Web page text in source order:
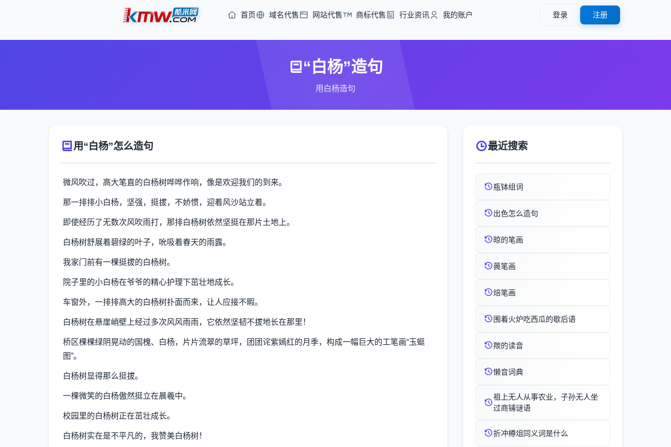
首页 域名代售 网站代售 商标代售 行业资讯 我的账户 登录 注册
“白杨”造句
用白杨造句
用“白杨”怎么造句
微风吹过，高大笔直的白杨树哗哗作响，像是欢迎我们的到来。
那一排排小白杨，坚强，挺拔，不娇惯，迎着风沙站立着。
即使经历了无数次风吹雨打，那排白杨树依然坚挺在那片土地上。
白杨树舒展着碧绿的叶子，吮吸着春天的雨露。
我家门前有一棵挺拔的白杨树。
院子里的小白杨在爷爷的精心护理下茁壮地成长。
车窗外，一排排高大的白杨树扑面而来，让人应接不暇。
白杨树在悬崖峭壁上经过多次风风雨雨，它依然坚韧不拔地长在那里！
桥区棵棵绿阴晃动的国槐、白杨，片片流翠的草坪，团团诧紫嫣红的月季，构成一幅巨大的工笔画“玉蜓
图”。
白杨树显得那么挺拔。
一棵微笑的白杨傲然挺立在晨羲中。
校园里的白杨树正在茁壮成长。
白杨树实在是不平凡的，我赞美白杨树！
最近搜索
瓶钵组词
出色怎么造句
晾的笔画
葨笔画
焙笔画
围着火炉吃西瓜的歇后语
羰的读音
懒音词典
祖上无人从事农业，子孙无人坐
过商铺谜语
折冲樽俎同义词是什么